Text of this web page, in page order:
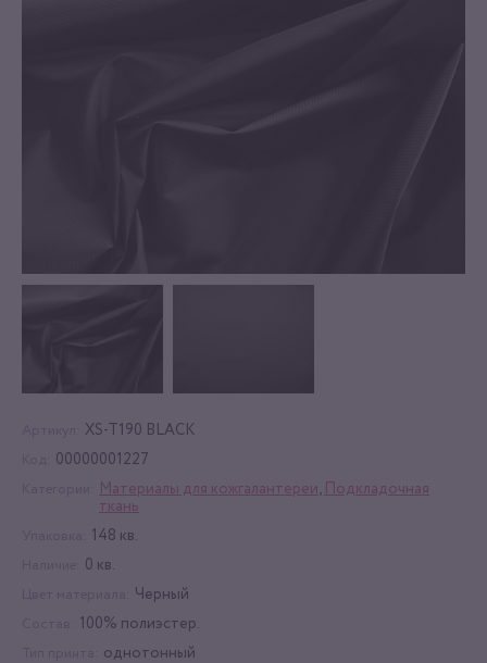
XS-T190 BLACK
00000001227
Материалы для кожгалантереи,
Подкладочная
ткань
148 кв.
0 кв.
Черный
100% полиэстер.
однотонный